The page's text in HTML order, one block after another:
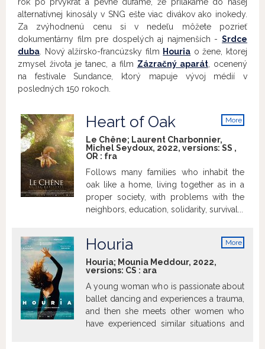
alternatívnej kinosály v SNG ešte viac divákov ako inokedy.
Za zvýhodnenú cenu si v nedeľu môžete pozrieť
dokumentárny film pre dospelých aj najmenších - Srdce
duba . Nový alžírsko-francúzsky film Houria o žene, ktorej
zmysel života je tanec, a film Zázračný aparát, ocenený
na festivale Sundance, ktorý mapuje vývoj médií v
posledných 150 rokoch.
More
Heart of Oak
Le Chêne; Laurent Charbonnier,
Michel Seydoux, 2022, versions: SS ,
OR : fra
Follows many families who inhabit the
oak like a home, living together as in a
proper society, with problems with the
neighbors, education, solidarity, survival...
More
Houria
Houria; Mounia Meddour, 2022,
versions: CS : ara
A young woman who is passionate about
ballet dancing and experiences a trauma,
and then she meets other women who
have experienced similar situations and